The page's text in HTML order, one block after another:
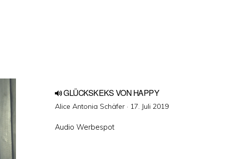
GLÜCKSKEKS VON HAPPY
Alice Antonia Schäfer · Veröffentlicht
17. Juli 2019
Audio Werbespot